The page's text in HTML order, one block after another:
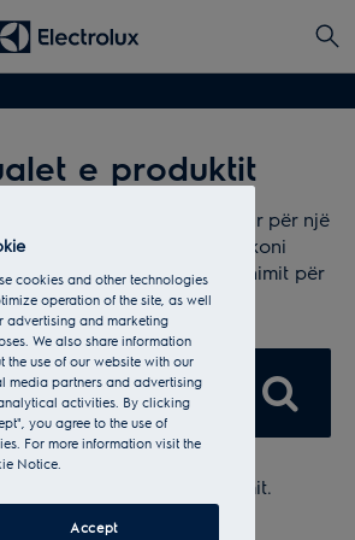
e produktit
ose jeni të interesuar për një
tona? Në seksionin "Shkarkoni
gjeni udhëzimet e funksionimit për
tuaj Electrolux.
✕
asgjë në shiritin e kërkimit.
cookies and other technologies
operation of the site, as well
advertising and marketing
We also share information
the use of our website with our
media partners and advertising
activities. By clicking
you agree to the use of
For more information visit the
Notice.
Accept